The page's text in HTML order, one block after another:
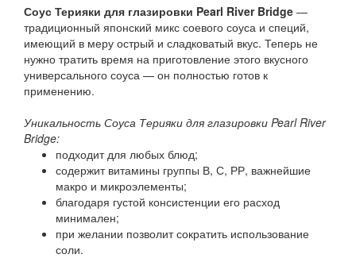
Соус Терияки для глазировки Pearl River Bridge —
традиционный японский микс соевого соуса и специй,
имеющий в меру острый и сладковатый вкус. Теперь не
нужно тратить время на приготовление этого вкусного
универсального соуса — он полностью готов к
применению.
Уникальность Соуса Терияки для глазировки Pearl River
Bridge:
подходит для любых блюд;
содержит витамины группы В, С, РР, важнейшие
макро и микроэлементы;
благодаря густой консистенции его расход
минимален;
при желании позволит сократить использование
соли.